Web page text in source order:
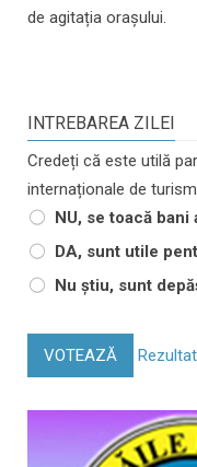
de agitația orașului.
INTREBAREA ZILEI
Credeți că este utilă
internaționale de
NU, se toacă bani
DA, sunt utile
Nu știu, sunt
VOTEAZĂ